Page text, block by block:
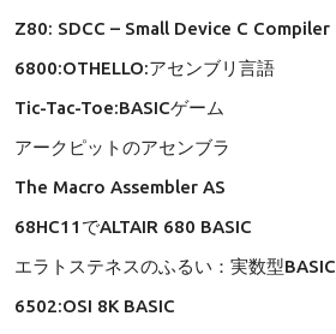
Z80: SDCC – Small Device C Compiler
6800:OTHELLO:アセンブリ言語
Tic-Tac-Toe:BASICゲーム
アークピットのアセンブラ
The Macro Assembler AS
68HC11でALTAIR 680 BASIC
エラトステネスのふるい：実数型BASIC
6502:OSI 8K BASIC